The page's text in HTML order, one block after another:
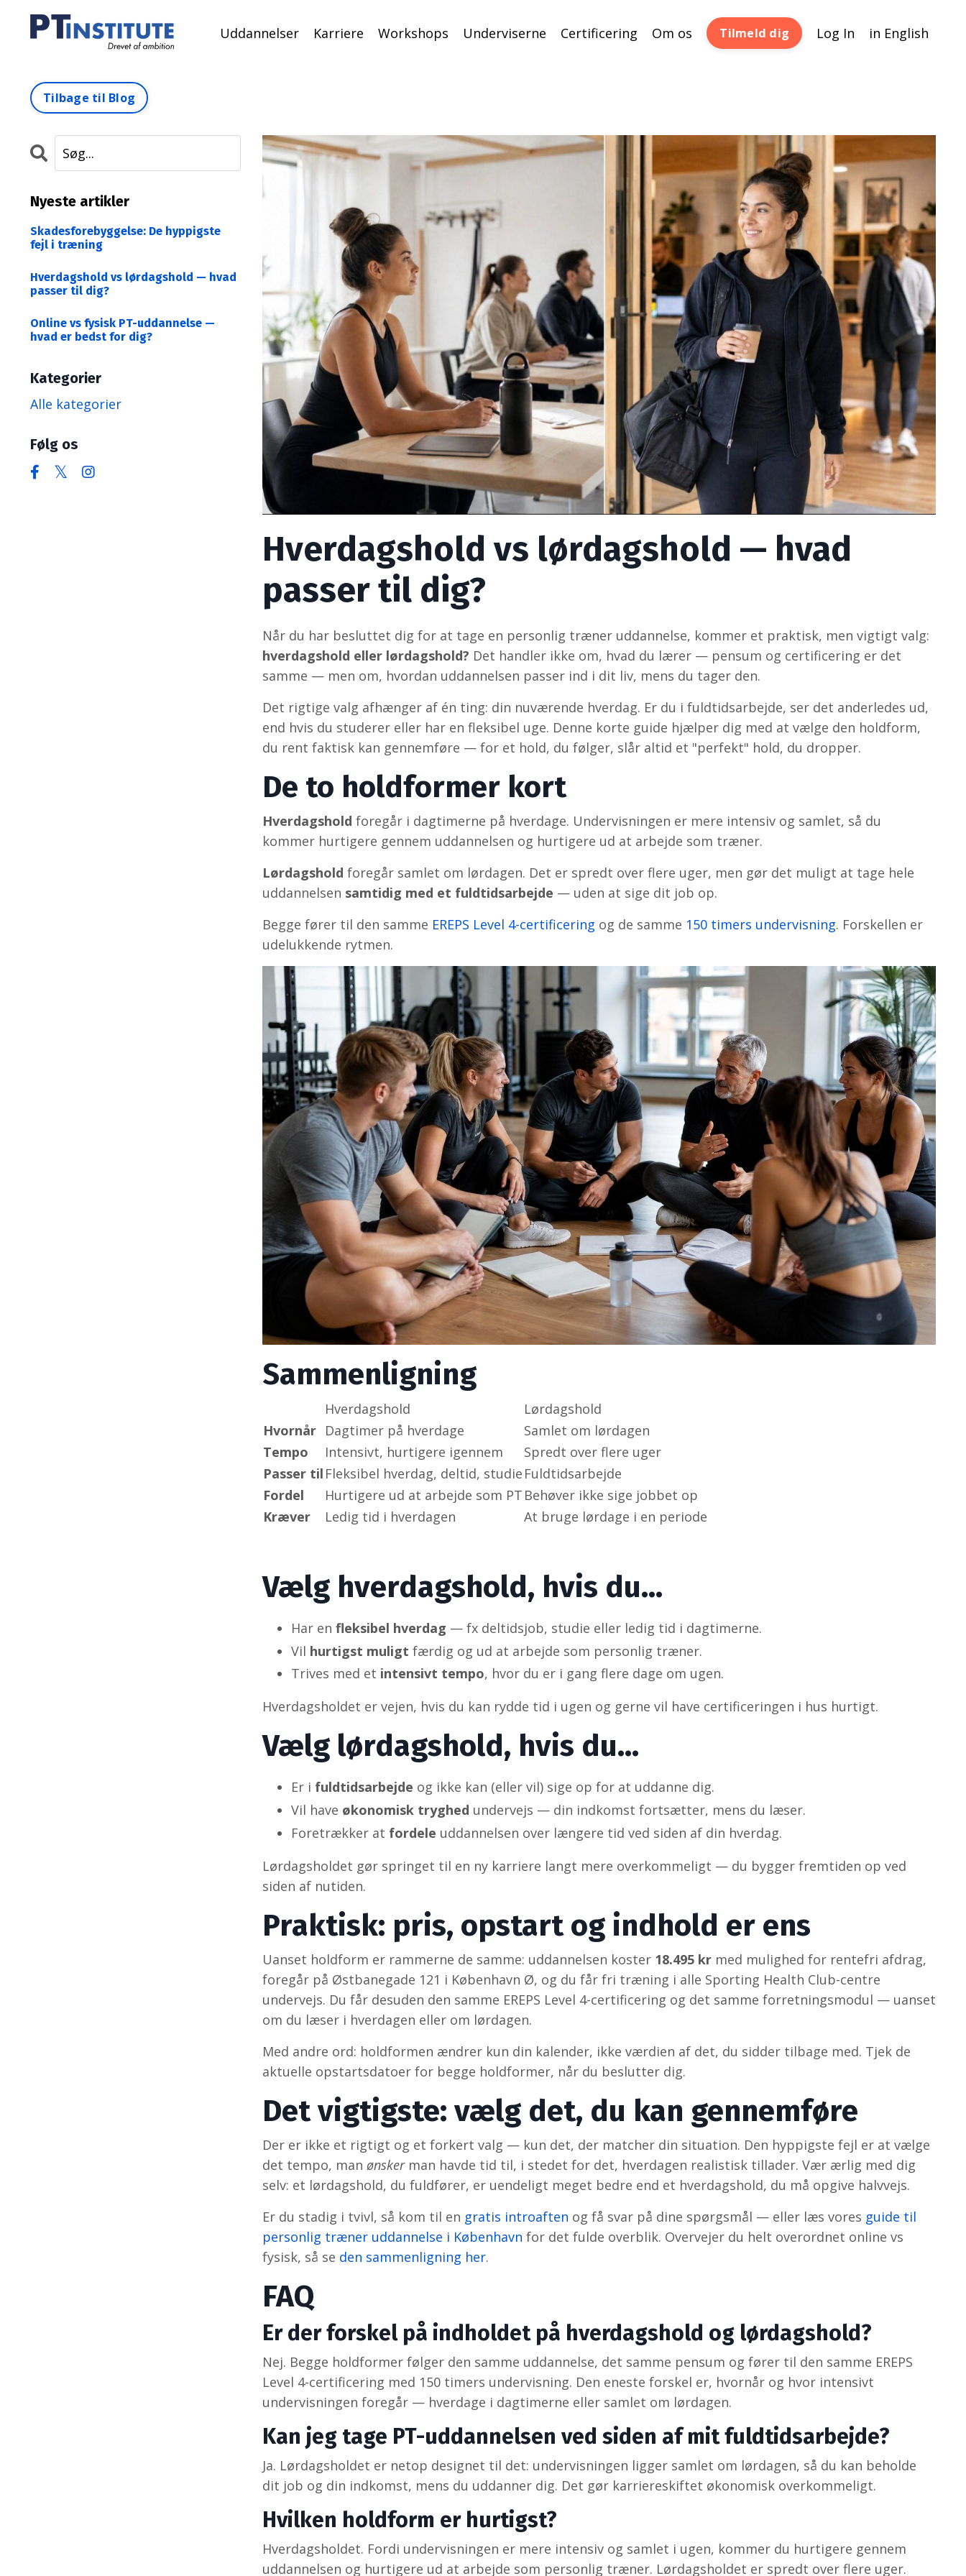
Uddannelser Karriere Workshops Underviserne Certificering Om os Tilmeld dig Log In in English
Tilbage til Blog
Hverdagshold vs lørdagshold — hvad
passer til dig?
Når du har besluttet dig for at tage en personlig træner uddannelse, kommer et praktisk, men vigtigt valg:
hverdagshold eller lørdagshold? Det handler ikke om, hvad du lærer — pensum og certificering er det
samme — men om, hvordan uddannelsen passer ind i dit liv, mens du tager den.
Det rigtige valg afhænger af én ting: din nuværende hverdag. Er du i fuldtidsarbejde, ser det anderledes ud,
end hvis du studerer eller har en fleksibel uge. Denne korte guide hjælper dig med at vælge den holdform,
du rent faktisk kan gennemføre — for et hold, du følger, slår altid et "perfekt" hold, du dropper.
De to holdformer kort
Hverdagshold foregår i dagtimerne på hverdage. Undervisningen er mere intensiv og samlet, så du
kommer hurtigere gennem uddannelsen og hurtigere ud at arbejde som træner.
Lørdagshold foregår samlet om lørdagen. Det er spredt over flere uger, men gør det muligt at tage hele
uddannelsen samtidig med et fuldtidsarbejde — uden at sige dit job op.
Begge fører til den samme EREPS Level 4-certificering og de samme 150 timers undervisning. Forskellen er
udelukkende rytmen.
Sammenligning
Hverdagshold
Lørdagshold
Hvornår
Dagtimer på hverdage
Samlet om lørdagen
Tempo
Intensivt, hurtigere igennem
Spredt over flere uger
Passer til Fleksibel hverdag, deltid, studie Fuldtidsarbejde
Fordel
Hurtigere ud at arbejde som PT Behøver ikke sige jobbet op
Kræver
Ledig tid i hverdagen At bruge lørdage i en periode
Vælg hverdagshold, hvis du…
Har en fleksibel hverdag — fx deltidsjob, studie eller ledig tid i dagtimerne.
Vil hurtigst muligt færdig og ud at arbejde som personlig træner.
Trives med et intensivt tempo, hvor du er i gang flere dage om ugen.
Hverdagsholdet er vejen, hvis du kan rydde tid i ugen og gerne vil have certificeringen i hus hurtigt.
Vælg lørdagshold, hvis du…
Er i fuldtidsarbejde og ikke kan (eller vil) sige op for at uddanne dig.
Vil have økonomisk tryghed undervejs — din indkomst fortsætter, mens du læser.
Foretrækker at fordele uddannelsen over længere tid ved siden af din hverdag.
Lørdagsholdet gør springet til en ny karriere langt mere overkommeligt — du bygger fremtiden op ved
siden af nutiden.
Praktisk: pris, opstart og indhold er ens
Uanset holdform er rammerne de samme: uddannelsen koster 18.495 krmed mulighed for rentefri afdrag,
foregår på Østbanegade 121 i København Ø, og du får fri træning i alle Sporting Health Club-centre
undervejs. Du får desuden den samme EREPS Level 4-certificering og det samme forretningsmodul — uanset
om du læser i hverdagen eller om lørdagen.
Med andre ord: holdformen ændrer kun din kalender, ikke værdien af det, du sidder tilbage med. Tjek de
aktuelle opstartsdatoer for begge holdformer, når du beslutter dig.
Det vigtigste: vælg det, du kan gennemføre
Der er ikke et rigtigt og et forkert valg — kun det, der matcher din situation. Den hyppigste fejl er at vælge
det tempo, man ønskerman havde tid til, i stedet for det, hverdagen realistisk tillader. Vær ærlig med dig
selv: et lørdagshold, du fuldfører, er uendeligt meget bedre end et hverdagshold, du må opgive halvvejs.
Er du stadig i tvivl, så kom til en gratis introaften og få svar på dine spørgsmål — eller læs vores guide til
personlig træner uddannelse i København for det fulde overblik. Overvejer du helt overordnet online vs
fysisk, så se den sammenligning her.
FAQ
Er der forskel på indholdet på hverdagshold og lørdagshold?
Nej. Begge holdformer følger den samme uddannelse, det samme pensum og fører til den samme EREPS
Level 4-certificering med 150 timers undervisning. Den eneste forskel er, hvornår og hvor intensivt
undervisningen foregår — hverdage i dagtimerne eller samlet om lørdagen.
Kan jeg tage PT-uddannelsen ved siden af mit fuldtidsarbejde?
Ja. Lørdagsholdet er netop designet til det: undervisningen ligger samlet om lørdagen, så du kan beholde
dit job og din indkomst, mens du uddanner dig. Det gør karriereskiftet økonomisk overkommeligt.
Hvilken holdform er hurtigst?
Hverdagsholdet. Fordi undervisningen er mere intensiv og samlet i ugen, kommer du hurtigere gennem
uddannelsen og hurtigere ud at arbejde som personlig træner. Lørdagsholdet er spredt over flere uger.
Nyeste artikler
Skadesforebyggelse: De hyppigste
fejl i træning
Hverdagshold vs lørdagshold — hvad
passer til dig?
Online vs fysisk PT-uddannelse —
hvad er bedst for dig?
Kategorier
Alle kategorier
Følg os